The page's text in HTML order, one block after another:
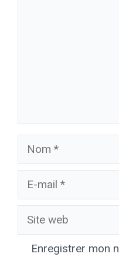
Nom
Site
Enregistrer mon